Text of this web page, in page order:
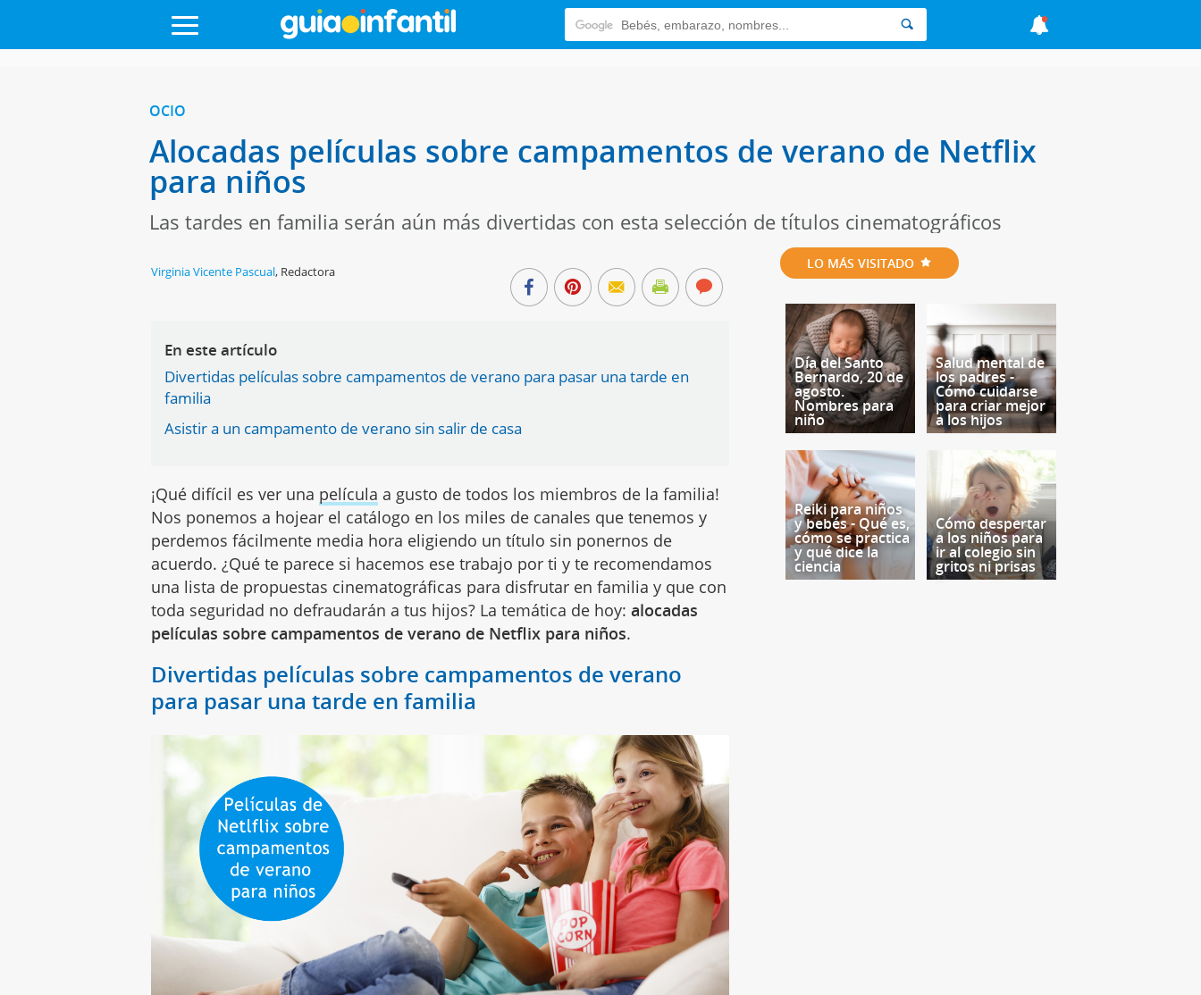
OCIO
Alocadas películas sobre campamentos de verano de Netflix
para niños
Las tardes en familia serán aún más divertidas con esta selección de títulos cinematográficos
Virginia Vicente Pascual, Redactora
En este artículo
Divertidas películas sobre campamentos de verano para pasar una tarde en
familia
Asistir a un campamento de verano sin salir de casa
¡Qué difícil es ver una película a gusto de todos los miembros de la familia!
Nos ponemos a hojear el catálogo en los miles de canales que tenemos y
perdemos fácilmente media hora eligiendo un título sin ponernos de
acuerdo. ¿Qué te parece si hacemos ese trabajo por ti y te recomendamos
una lista de propuestas cinematográficas para disfrutar en familia y que con
toda seguridad no defraudarán a tus hijos? La temática de hoy:alocadas
películas sobre campamentos de verano de Netflix para niños.
Divertidas películas sobre campamentos de verano
para pasar una tarde en familia
LO MÁS VISITADO
Día del Santo
Bernardo, 20 de
agosto.
Nombres para
niño
Salud mental de
los padres -
Cómo cuidarse
para criar mejor
a los hijos
Reiki para niños
y bebés - Qué es,
cómo se practica
y qué dice la
ciencia
Cómo despertar
a los niños para
ir al colegio sin
gritos ni prisas